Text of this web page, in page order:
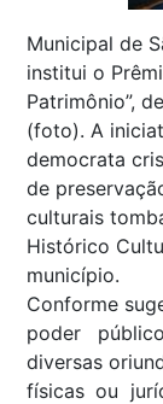
Municipal de
institui o
Patrimônio”,
(foto). A
democrata
de
culturais
Histórico
município.
Conforme
poder
diversas
físicas ou